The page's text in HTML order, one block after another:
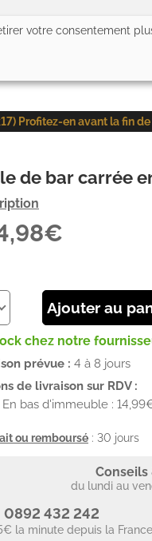
Profitez-en avant la fin
de bar carrée
Ajouter au
chez notre
prévue : 4 à 8 jours
de livraison sur RDV :
En bas d'immeuble :
ou remboursé : 30 jours
Conseils
du lundi au
0892 432 242
la minute depuis la
votre consentement